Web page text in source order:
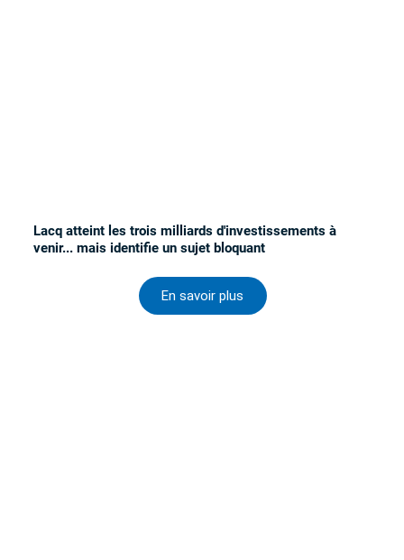
Lacq atteint les trois milliards d'investissements à
venir... mais identifie un sujet bloquant
En savoir plus